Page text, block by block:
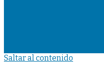
Saltar al contenido